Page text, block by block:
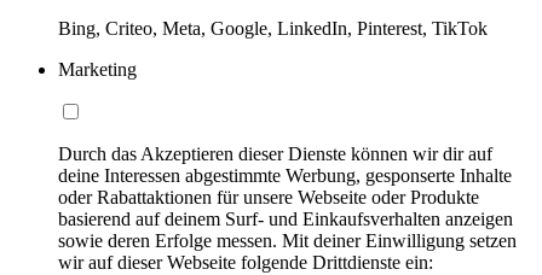
Bing, Criteo, Meta, Google, LinkedIn, Pinterest, TikTok
Marketing
Durch das Akzeptieren dieser Dienste können wir dir auf
deine Interessen abgestimmte Werbung, gesponserte Inhalte
oder Rabattaktionen für unsere Webseite oder Produkte
basierend auf deinem Surf- und Einkaufsverhalten anzeigen
sowie deren Erfolge messen. Mit deiner Einwilligung setzen
wir auf dieser Webseite folgende Drittdienste ein: